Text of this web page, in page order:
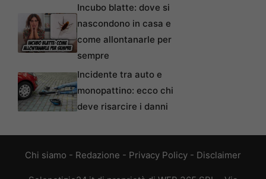
Incubo blatte: dove si
nascondono in casa e
come allontanarle per
sempre
Incidente tra auto e
monopattino: ecco chi
deve risarcire i danni
Chi siamo - Redazione - Privacy Policy - Disclaimer